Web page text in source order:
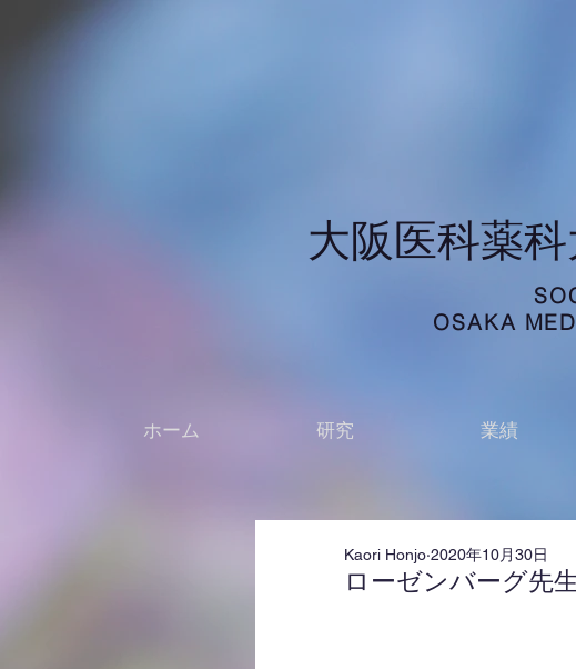
大阪医科薬
OSAKA
ホーム 研究 業績
ローゼンバーグ先
Kaori Honjo 2020年10月30日